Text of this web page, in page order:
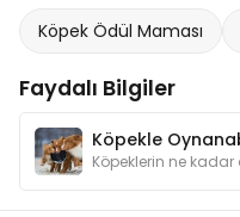
Köpek Ödül Maması
Faydalı Bilgiler